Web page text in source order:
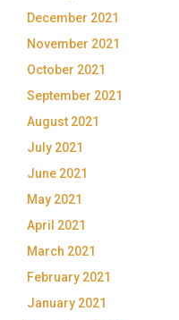
December 2021
November 2021
October 2021
September 2021
August 2021
July 2021
June 2021
May 2021
April 2021
March 2021
February 2021
January 2021